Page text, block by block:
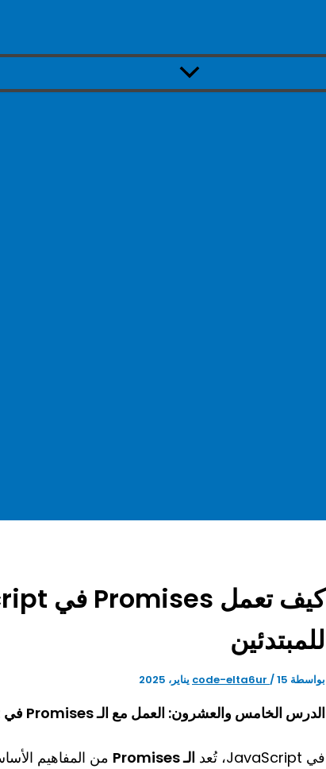
للمبتدئين
بواسطة code-elta6ur /15 يناير، 2025
الدرس الخامس والعشرون: العمل مع الـ Promises في JavaScript
في JavaScript، تُعد الـ Promises
من المفاهيم